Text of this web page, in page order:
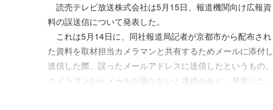
読売テレビ放送株式会社は5月15日、報道機関向け広報資
料の誤送信について発表した。
これは5月14日に、同社報道局記者が京都市から配布され
た資料を取材担当カメラマンと共有するためメールに添付し
送信した際、誤ったメールアドレスに送信したというもの。
カメラマンからメールが届かないと連絡があり、発覚した。